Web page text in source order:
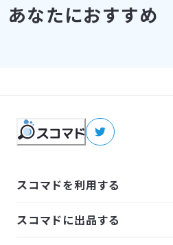
あなたにおすすめ
スコマドを利用する
スコマドに出品する